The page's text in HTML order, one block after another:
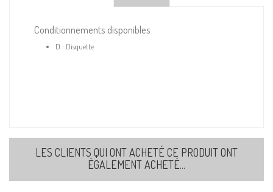
Conditionnements disponibles
D : Disquette
LES CLIENTS QUI ONT ACHETÉ CE PRODUIT ONT
ÉGALEMENT ACHETÉ...